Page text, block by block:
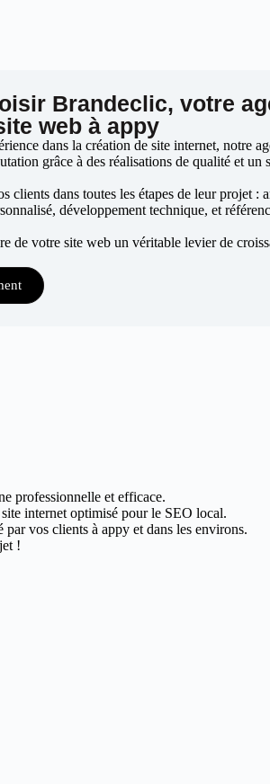
Brandeclic, votre
web à appy
dans la création de site internet, notre
grâce à des réalisations de qualité et un
clients dans toutes les étapes de leur projet :
développement technique, et
de votre site web un véritable levier de
professionnelle et efficace.
internet optimisé pour le SEO local.
vos clients à appy et dans les environs.
!